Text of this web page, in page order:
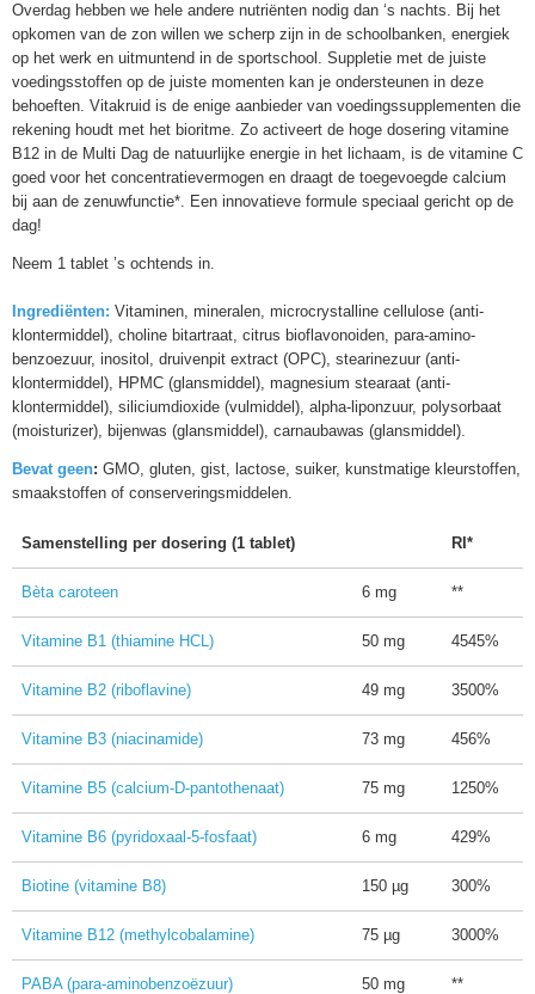
Overdag hebben we hele andere nutriënten nodig dan ‘s nachts. Bij het
opkomen van de zon willen we scherp zijn in de schoolbanken, energiek
op het werk en uitmuntend in de sportschool. Suppletie met de juiste
voedingsstoffen op de juiste momenten kan je ondersteunen in deze
behoeften. Vitakruid is de enige aanbieder van voedingssupplementen die
rekening houdt met het bioritme. Zo activeert de hoge dosering vitamine
B12 in de Multi Dag de natuurlijke energie in het lichaam, is de vitamine C
goed voor het concentratievermogen en draagt de toegevoegde calcium
bij aan de zenuwfunctie*. Een innovatieve formule speciaal gericht op de
dag!
Neem 1 tablet ’s ochtends in.
Ingrediënten: Vitaminen, mineralen, microcrystalline cellulose (anti-
klontermiddel), choline bitartraat, citrus bioflavonoiden, para-amino-
benzoezuur, inositol, druivenpit extract (OPC), stearinezuur (anti-
klontermiddel), HPMC (glansmiddel), magnesium stearaat (anti-
klontermiddel), siliciumdioxide (vulmiddel), alpha-liponzuur, polysorbaat
(moisturizer), bijenwas (glansmiddel), carnaubawas (glansmiddel).
Bevat geen: GMO, gluten, gist, lactose, suiker, kunstmatige kleurstoffen,
smaakstoffen of conserveringsmiddelen.
Samenstelling per dosering (1 tablet) RI*
Bèta caroteen 6 mg **
Vitamine B1 (thiamine HCL) 50 mg 4545%
Vitamine B2 (riboflavine) 49 mg 3500%
Vitamine B3 (niacinamide) 73 mg 456%
Vitamine B5 (calcium-D-pantothenaat) 75 mg 1250%
Vitamine B6 (pyridoxaal-5-fosfaat) 6 mg 429%
Biotine (vitamine B8) 150 µg 300%
Vitamine B12 (methylcobalamine) 75 µg 3000%
PABA (para-aminobenzoëzuur) 50 mg **